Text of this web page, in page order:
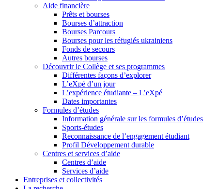
Aide financière
Prêts et bourses
Bourses d’attraction
Bourses Parcours
Bourses pour les réfugiés ukrainiens
Fonds de secours
Autres bourses
Découvrir le Collège et ses programmes
Différentes façons d’explorer
L’eXpé d’un jour
L’expérience étudiante – L’eXpé
Dates importantes
Formules d’études
Information générale sur les formules d’études
Sports-études
Reconnaissance de l’engagement étudiant
Profil Développement durable
Centres et services d’aide
Centres d’aide
Services d’aide
Entreprises et collectivités